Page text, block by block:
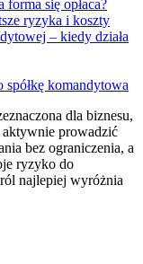
się opłaca?
ryzyka i koszty
– kiedy działa
spółkę komandytowa
dla biznesu,
prowadzić
bez ograniczenia, a
ryzyko do
ról najlepiej wyróżnia